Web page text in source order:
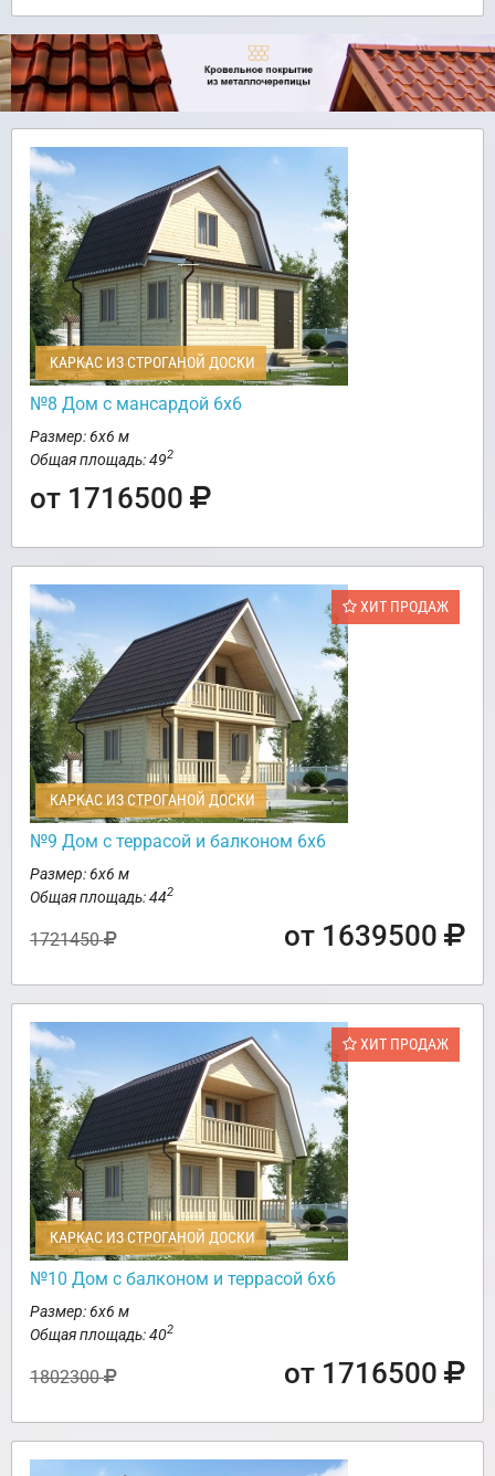
КАРКАС ИЗ СТРОГАНОЙ ДОСКИ
№8 Дом с мансардой 6х6
Размер: 6х6 м
Общая площадь: 492
от 1716500
ХИТ ПРОДАЖ
КАРКАС ИЗ СТРОГАНОЙ ДОСКИ
№9 Дом с террасой и балконом 6х6
Размер: 6х6 м
Общая площадь: 442
1721450 от 1639500
ХИТ ПРОДАЖ
КАРКАС ИЗ СТРОГАНОЙ ДОСКИ
№10 Дом с балконом и террасой 6х6
Размер: 6х6 м
Общая площадь: 402
1802300 от 1716500